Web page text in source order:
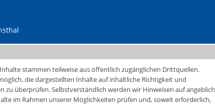
stammen teilweise aus öffentlich zugänglichen Drittquellen.
die dargestellten Inhalte auf inhaltliche Richtigkeit und
zu überprüfen. Selbstverständlich werden wir Hinweisen auf angeblich
im Rahmen unserer Möglichkeiten prüfen und, soweit erforderlich,